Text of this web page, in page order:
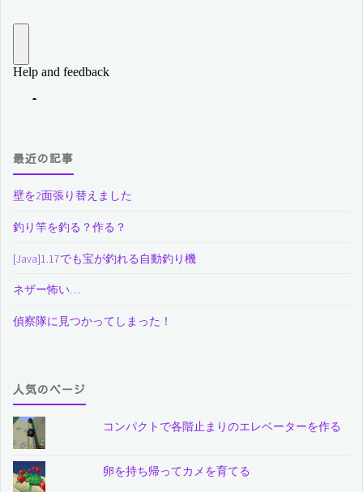
最近の記事
壁を2面張り替えました
釣り竿を釣る？作る？
[Java]1.17でも宝が釣れる自動釣り機
ネザー怖い…
偵察隊に見つかってしまった！
人気のページ
コンパクトで各階止まりのエレベーターを作る
卵を持ち帰ってカメを育てる